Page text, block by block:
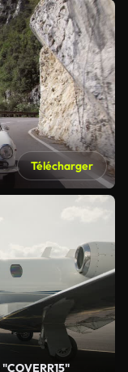
Télécharger
"COVERR15"